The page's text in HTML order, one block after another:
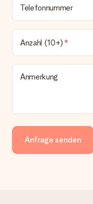
Telefonnummer
Anzahl (10+)
Anmerkung
Anfrage senden